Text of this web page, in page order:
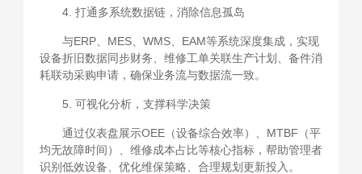
4. 打通多系统数据链，消除信息孤岛
与ERP、MES、WMS、EAM等系统深度集成，实现
设备折旧数据同步财务、维修工单关联生产计划、备件消
耗联动采购申请，确保业务流与数据流一致。
5. 可视化分析，支撑科学决策
通过仪表盘展示OEE（设备综合效率）、MTBF（平
均无故障时间）、维修成本占比等核心指标，帮助管理者
识别低效设备、优化维保策略、合理规划更新投入。